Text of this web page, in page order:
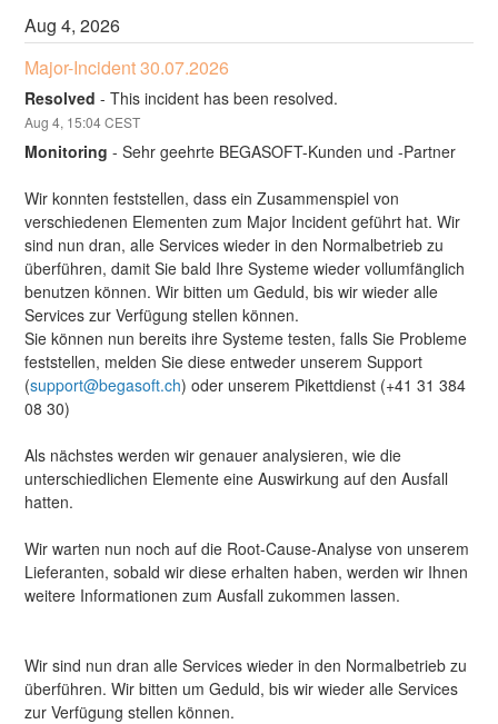
Aug4,2026
Major-Incident 30.07.2026
Resolved -This incident has been resolved.
Aug4, 15:04CEST
Monitoring -Sehr geehrte BEGASOFT-Kunden und -Partner
Wir konnten feststellen, dass ein Zusammenspiel von
verschiedenen Elementen zum Major Incident geführt hat. Wir
sind nun dran, alle Services wieder in den Normalbetrieb zu
überführen, damit Sie bald Ihre Systeme wieder vollumfänglich
benutzen können. Wir bitten um Geduld, bis wir wieder alle
Services zur Verfügung stellen können.
Sie können nun bereits ihre Systeme testen, falls Sie Probleme
feststellen, melden Sie diese entweder unserem Support
(support@begasoft.ch) oder unserem Pikettdienst (+41 31 384
08 30)
Als nächstes werden wir genauer analysieren, wie die
unterschiedlichen Elemente eine Auswirkung auf den Ausfall
hatten.
Wir warten nun noch auf die Root-Cause-Analyse von unserem
Lieferanten, sobald wir diese erhalten haben, werden wir Ihnen
weitere Informationen zum Ausfall zukommen lassen.
Wir sind nun dran alle Services wieder in den Normalbetrieb zu
überführen. Wir bitten um Geduld, bis wir wieder alle Services
zur Verfügung stellen können.